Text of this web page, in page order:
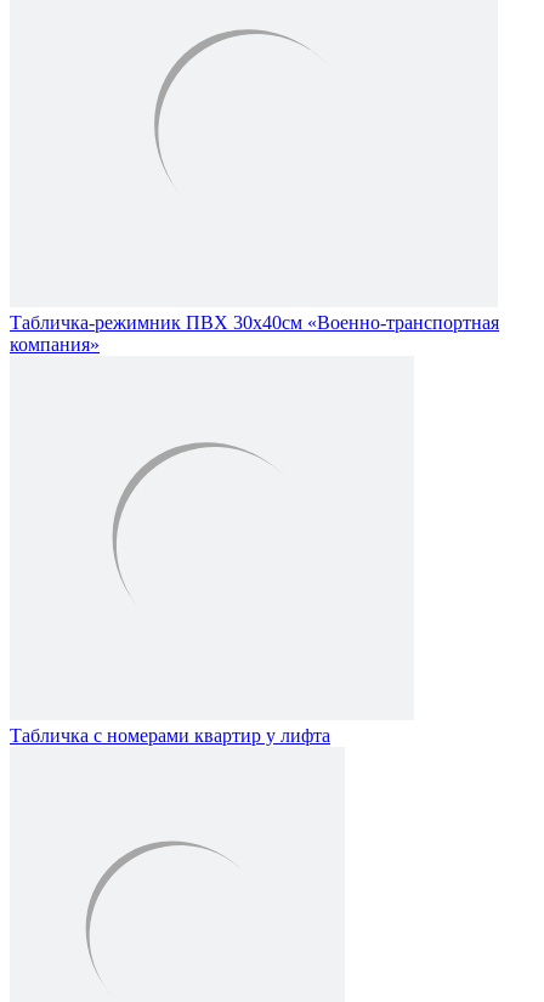
Табличка-режимник ПВХ 30х40см «Военно-транспортная
компания»
Табличка с номерами квартир у лифта